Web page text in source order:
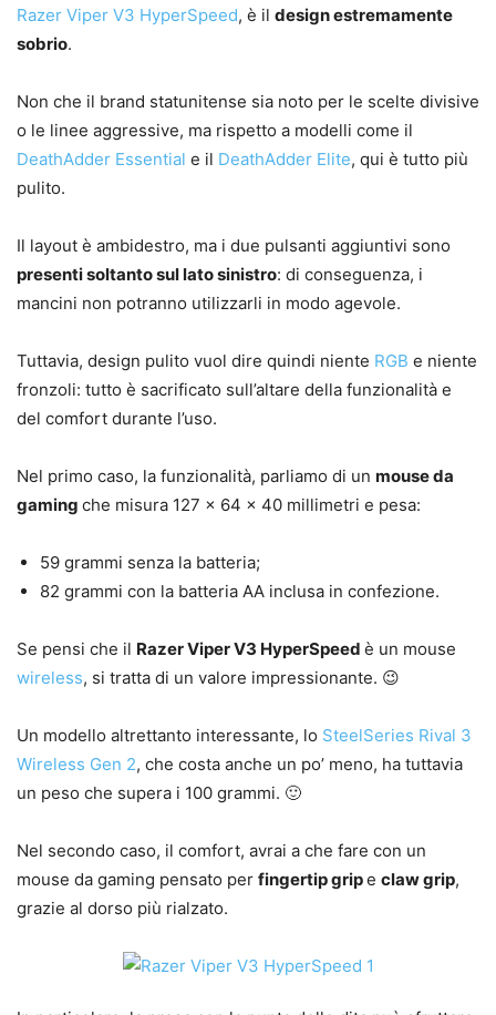
Razer Viper V3 HyperSpeed, è il design estremamente
sobrio.
Non che il brand statunitense sia noto per le scelte divisive
o le linee aggressive, ma rispetto a modelli come il
DeathAdder Essential e il DeathAdder Elite, qui è tutto più
pulito.
Il layout è ambidestro, ma i due pulsanti aggiuntivi sono
presenti soltanto sul lato sinistro: di conseguenza, i
mancini non potranno utilizzarli in modo agevole.
Tuttavia, design pulito vuol dire quindi niente RGB e niente
fronzoli: tutto è sacrificato sull’altare della funzionalità e
del comfort durante l’uso.
Nel primo caso, la funzionalità, parliamo di un mouse da
gaming che misura 127 x 64 x 40 millimetri e pesa:
59 grammi senza la batteria;
82 grammi con la batteria AA inclusa in confezione.
Se pensi che il Razer Viper V3 HyperSpeed è un mouse
wireless, si tratta di un valore impressionante. 😉
Un modello altrettanto interessante, lo SteelSeries Rival 3
Wireless Gen 2, che costa anche un po’ meno, ha tuttavia
un peso che supera i 100 grammi. 🙂
Nel secondo caso, il comfort, avrai a che fare con un
mouse da gaming pensato per fingertip gripe claw grip,
grazie al dorso più rialzato.